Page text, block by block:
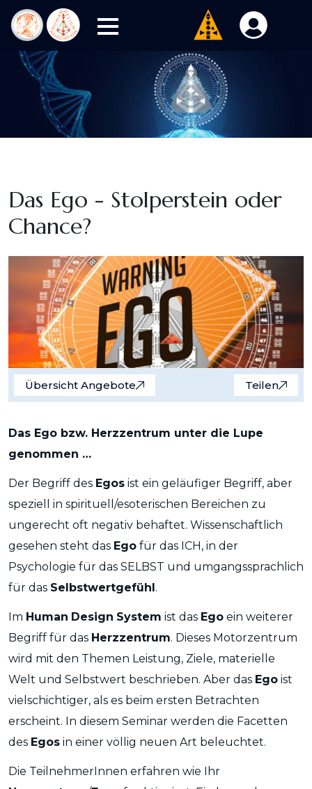
Das Ego - Stolperstein oder
Chance?
Übersicht Angebote Teilen
Das Ego bzw. Herzzentrum unter die Lupe
genommen …
Der Begriff des Egos ist ein geläufiger Begriff, aber
speziell in spirituell/esoterischen Bereichen zu
ungerecht oft negativ behaftet. Wissenschaftlich
gesehen steht das Ego für das ICH, in der
Psychologie für das SELBST und umgangssprachlich
für das Selbstwertgefühl.
Im Human Design System ist das Ego ein weiterer
Begriff für das Herzzentrum. Dieses Motorzentrum
wird mit den Themen Leistung, Ziele, materielle
Welt und Selbstwert beschrieben. Aber das Ego ist
vielschichtiger, als es beim ersten Betrachten
erscheint. In diesem Seminar werden die Facetten
des Egos in einer völlig neuen Art beleuchtet.
Die TeilnehmerInnen erfahren wie Ihr